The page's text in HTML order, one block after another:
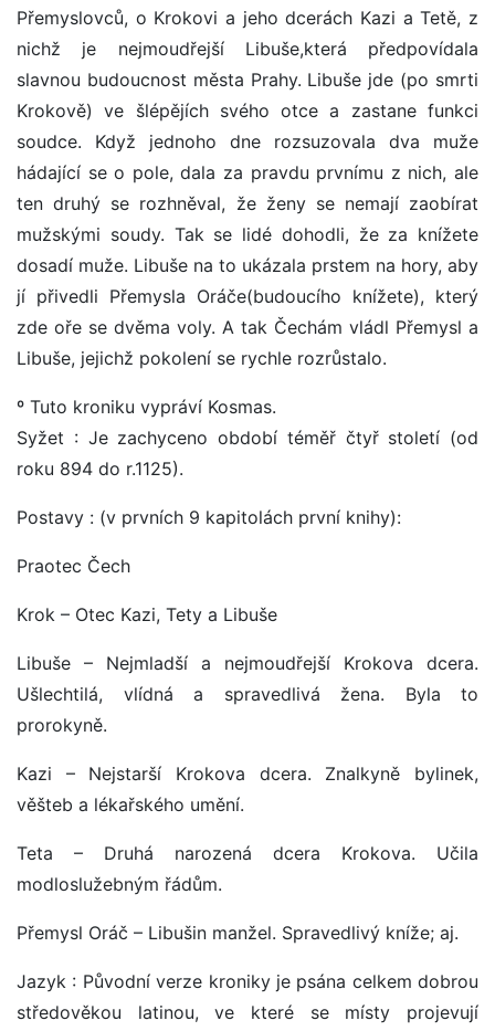
Přemyslovců, o Krokovi a jeho dcerách Kazi a Tetě, z
nichž je nejmoudřejší Libuše,která předpovídala
slavnou budoucnost města Prahy. Libuše jde (po smrti
Krokově) ve šlépějích svého otce a zastane funkci
soudce. Když jednoho dne rozsuzovala dva muže
hádající se o pole, dala za pravdu prvnímu z nich, ale
ten druhý se rozhněval, že ženy se nemají zaobírat
mužskými soudy. Tak se lidé dohodli, že za knížete
dosadí muže. Libuše na to ukázala prstem na hory, aby
jí přivedli Přemysla Oráče(budoucího knížete), který
zde oře se dvěma voly. A tak Čechám vládl Přemysl a
Libuše, jejichž pokolení se rychle rozrůstalo.
º Tuto kroniku vypráví Kosmas.
Syžet : Je zachyceno období téměř čtyř století (od
roku 894 do r.1125).
Postavy : (v prvních 9 kapitolách první knihy):
Praotec Čech
Krok – Otec Kazi, Tety a Libuše
Libuše – Nejmladší a nejmoudřejší Krokova dcera.
Ušlechtilá, vlídná a spravedlivá žena. Byla to
prorokyně.
Kazi – Nejstarší Krokova dcera. Znalkyně bylinek,
věšteb a lékařského umění.
Teta – Druhá narozená dcera Krokova. Učila
modloslužebným řádům.
Přemysl Oráč – Libušin manžel. Spravedlivý kníže; aj.
Jazyk : Původní verze kroniky je psána celkem dobrou
středověkou latinou, ve které se místy projevují